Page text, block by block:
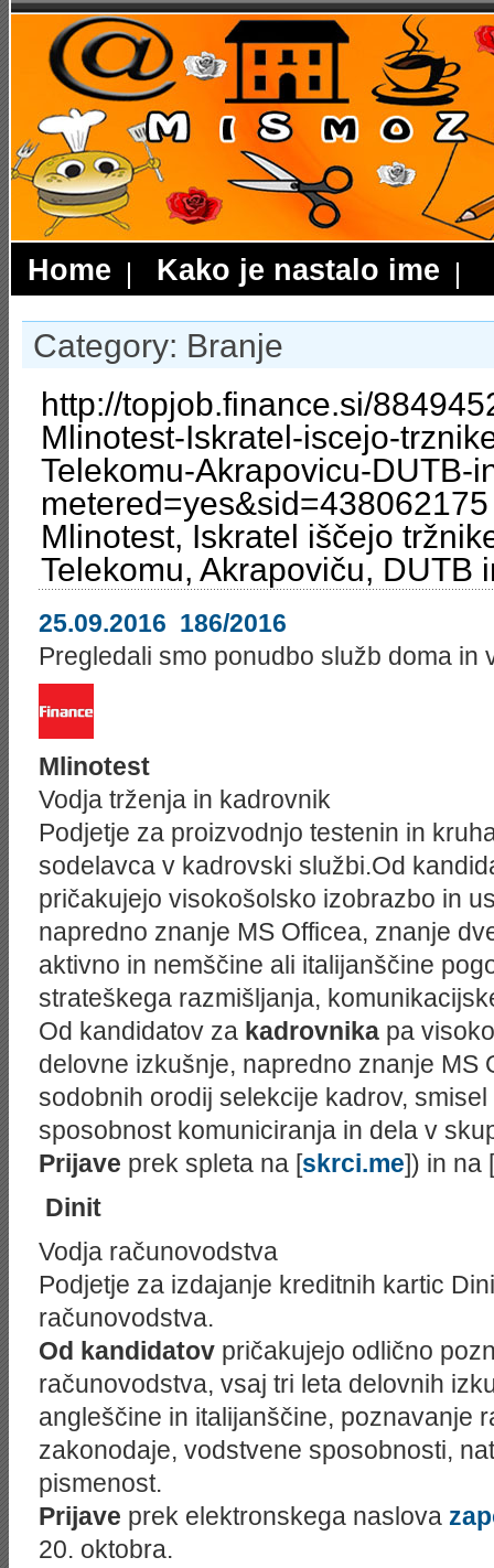
Home Kako je nastalo ime
Category: Branje
http://topjob.finance.si/
Mlinotest-Iskratel-iscejo-
Telekomu-Akrapovicu-DUTB-
Mlinotest, Iskratel iščejo
Telekomu, Akrapoviču, DUTB
25.09.2016 186/2016
Pregledali smo ponudbo služb doma in
Mlinotest
Vodja trženja in kadrovnik
Podjetje za proizvodnjo testenin in
sodelavca v kadrovski službi.Od
pričakujejo visokošolsko izobrazbo in
napredno znanje MS Officea, znanje
aktivno in nemščine ali italijanščine
strateškega razmišljanja,
Od kandidatov za kadrovnika pa
delovne izkušnje, napredno znanje MS
sodobnih orodij selekcije kadrov,
sposobnost komuniciranja in dela v
Prijave prek spleta na [skrci.me]) in na [
Dinit
Vodja računovodstva
Podjetje za izdajanje kreditnih kartic
računovodstva.
Od kandidatov pričakujejo odlično
računovodstva, vsaj tri leta delovnih
angleščine in italijanščine, poznavanje
zakonodaje, vodstvene sposobnosti,
pismenost.
Prijave prek elektronskega naslova
20. oktobra.